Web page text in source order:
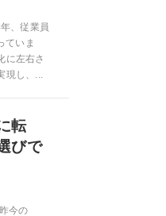
、従業員
ていま
に左右さ
し、...
転
びで
今の